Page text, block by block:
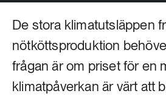
Vatten
612 ARTIKLAR
262 ARTIKLAR
Skog
De stora klimatutsläppen
nötköttsproduktion
frågan är om priset för en
klimatpåverkan är värt att